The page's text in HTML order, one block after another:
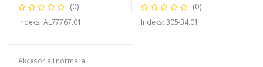
(0)
Indeks: AL77767.01
(0)
Indeks: 305-34.01
Akcesoria i normalia